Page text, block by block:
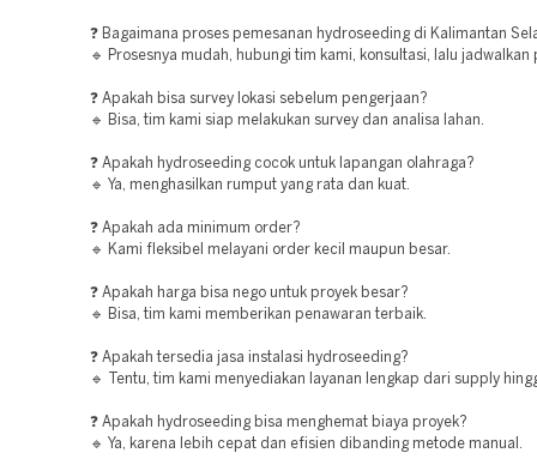
❓ Bagaimana proses pemesanan hydroseeding di Kalimantan
🔹 Prosesnya mudah, hubungi tim kami, konsultasi, lalu jadwalkan
❓ Apakah bisa survey lokasi sebelum pengerjaan?
🔹 Bisa, tim kami siap melakukan survey dan analisa lahan.
❓ Apakah hydroseeding cocok untuk lapangan olahraga?
🔹 Ya, menghasilkan rumput yang rata dan kuat.
❓ Apakah ada minimum order?
🔹 Kami fleksibel melayani order kecil maupun besar.
❓ Apakah harga bisa nego untuk proyek besar?
🔹 Bisa, tim kami memberikan penawaran terbaik.
❓ Apakah tersedia jasa instalasi hydroseeding?
🔹 Tentu, tim kami menyediakan layanan lengkap dari supply
❓ Apakah hydroseeding bisa menghemat biaya proyek?
🔹 Ya, karena lebih cepat dan efisien dibanding metode manual.